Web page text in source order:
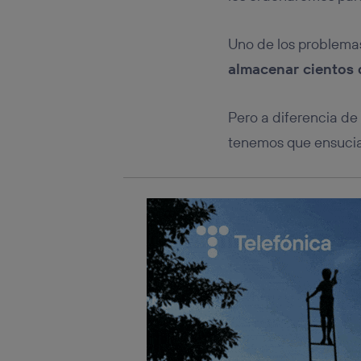
Uno de los
almacenar cientos
Pero a diferencia
tenemos que Puedes
Para